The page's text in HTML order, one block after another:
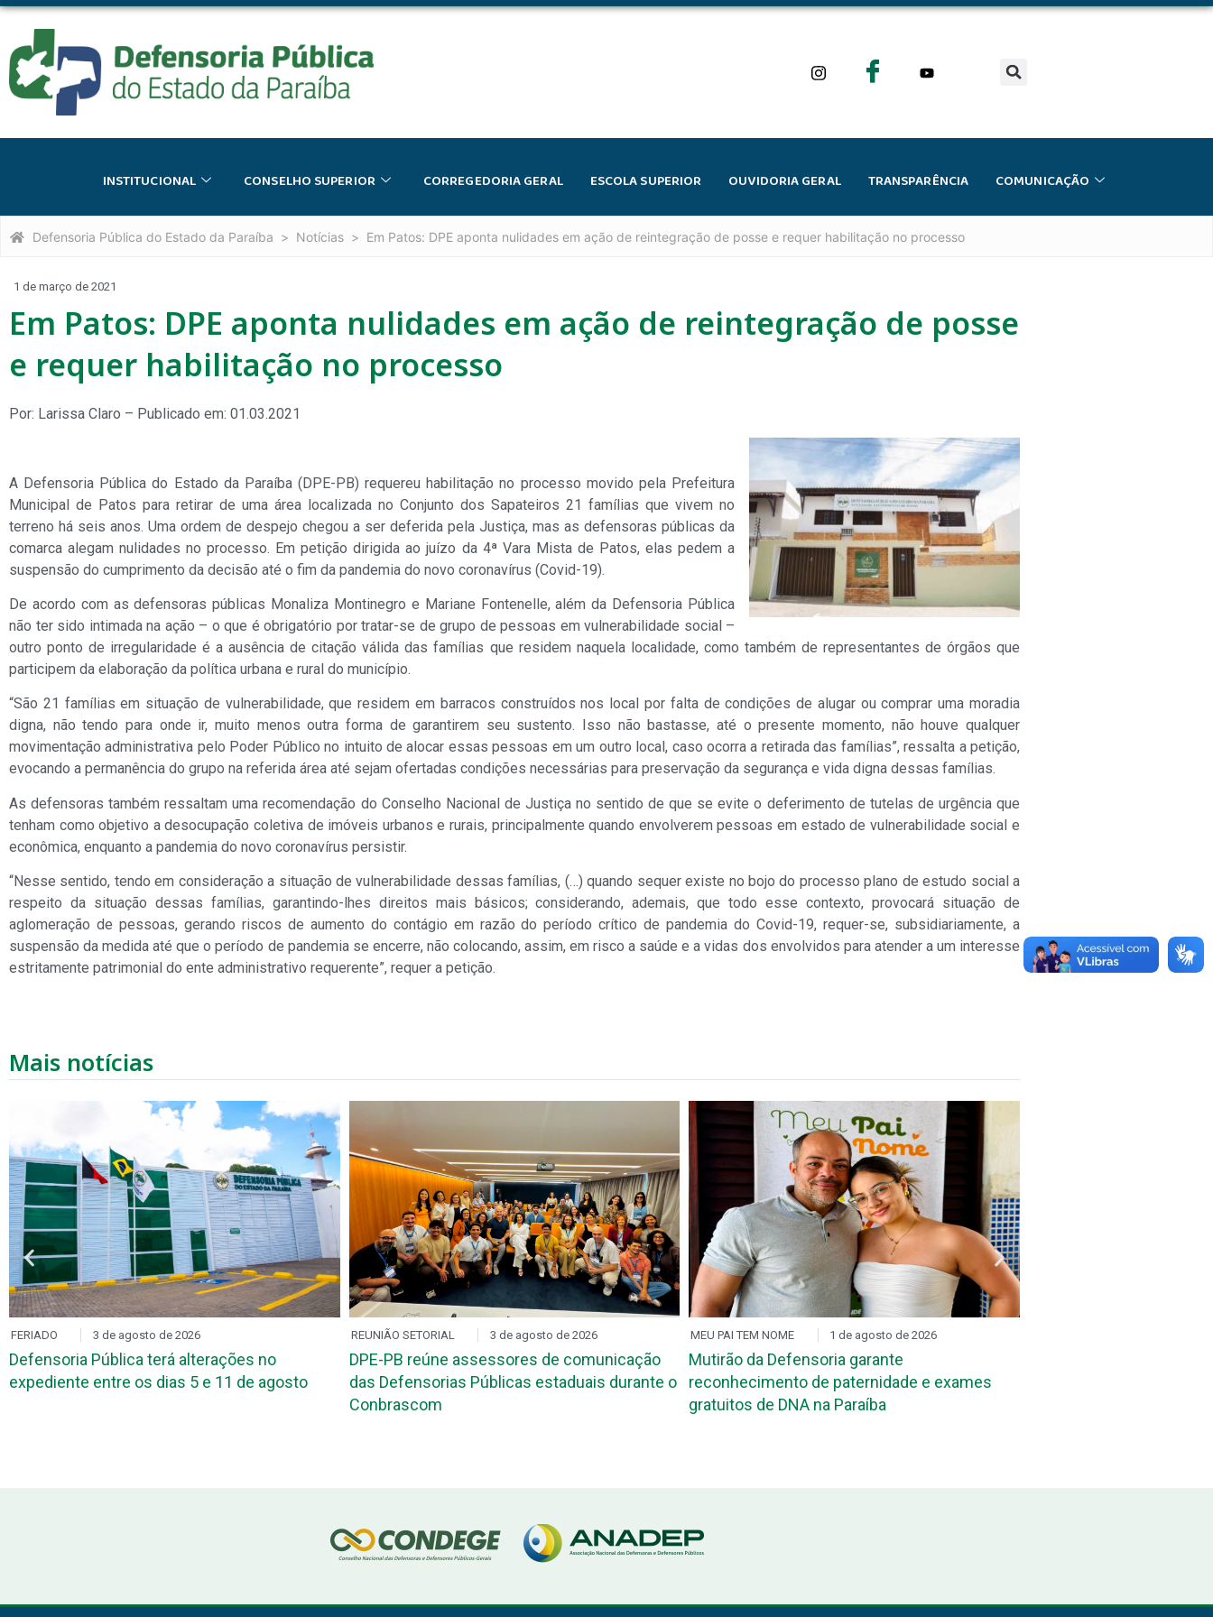
INSTITUCIONAL CONSELHO SUPERIOR CORREGEDORIA GERAL ESCOLA SUPERIOR OUVIDORIA GERAL TRANSPARÊNCIA COMUNICAÇÃO
Defensoria Pública do Estado da Paraíba Notícias Em Patos: DPE aponta nulidades em ação de reintegração de posse e requer habilitação no processo
1 de março de 2021
Em Patos: DPE aponta nulidades em ação de reintegração de posse
e requer habilitação no processo
Por: Larissa Claro – Publicado em: 01.03.2021
A Defensoria Pública do Estado da Paraíba (DPE-PB) requereu habilitação no processo movido pela Prefeitura
Municipal de Patos para retirar de uma área localizada no Conjunto dos Sapateiros 21 famílias que vivem no
terreno há seis anos. Uma ordem de despejo chegou a ser deferida pela Justiça, mas as defensoras públicas da
comarca alegam nulidades no processo. Em petição dirigida ao juízo da 4ª Vara Mista de Patos, elas pedem a
suspensão do cumprimento da decisão até o fim da pandemia do novo coronavírus (Covid-19).
De acordo com as defensoras públicas Monaliza Montinegro e Mariane Fontenelle, além da Defensoria Pública
não ter sido intimada na ação – o que é obrigatório por tratar-se de grupo de pessoas em vulnerabilidade social –
outro ponto de irregularidade é a ausência de citação válida das famílias que residem naquela localidade, como também de representantes de órgãos que
participem da elaboração da política urbana e rural do município.
“São 21 famílias em situação de vulnerabilidade, que residem em barracos construídos nos local por falta de condições de alugar ou comprar uma moradia
digna, não tendo para onde ir, muito menos outra forma de garantirem seu sustento. Isso não bastasse, até o presente momento, não houve qualquer
movimentação administrativa pelo Poder Público no intuito de alocar essas pessoas em um outro local, caso ocorra a retirada das famílias”, ressalta a petição,
evocando a permanência do grupo na referida área até sejam ofertadas condições necessárias para preservação da segurança e vida digna dessas famílias.
As defensoras também ressaltam uma recomendação do Conselho Nacional de Justiça no sentido de que se evite o deferimento de tutelas de urgência que
tenham como objetivo a desocupação coletiva de imóveis urbanos e rurais, principalmente quando envolverem pessoas em estado de vulnerabilidade social e
econômica, enquanto a pandemia do novo coronavírus persistir.
“Nesse sentido, tendo em consideração a situação de vulnerabilidade dessas famílias, (…) quando sequer existe no bojo do processo plano de estudo social a
respeito da situação dessas famílias, garantindo-lhes direitos mais básicos; considerando, ademais, que todo esse contexto, provocará situação de
aglomeração de pessoas, gerando riscos de aumento do contágio em razão do período crítico de pandemia do Covid-19, requer-se, subsidiariamente, a
suspensão da medida até que o período de pandemia se encerre, não colocando, assim, em risco a saúde e a vidas dos envolvidos para atender a um interesse
estritamente patrimonial do ente administrativo requerente”, requer a petição.
Mais notícias
FERIADO 3 de agosto de 2026
Defensoria Pública terá alterações no
expediente entre os dias 5 e 11 de agosto
REUNIÃO SETORIAL 3 de agosto de 2026
DPE-PB reúne assessores de comunicação
das Defensorias Públicas estaduais durante o
Conbrascom
MEU PAI TEM NOME 1 de agosto de 2026
Mutirão da Defensoria garante
reconhecimento de paternidade e exames
gratuitos de DNA na Paraíba